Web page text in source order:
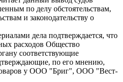
по делу обстоятельствам,
и законодательству о
дела подтверждается, что
расходов Общество
соответствующие
по его мнению,
у ООО "Бриг", ООО "Вест-